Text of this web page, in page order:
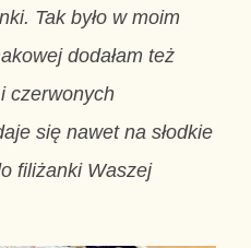
Tak było w moim
dodałam też
czerwonych
się nawet na słodkie
filiżanki Waszej